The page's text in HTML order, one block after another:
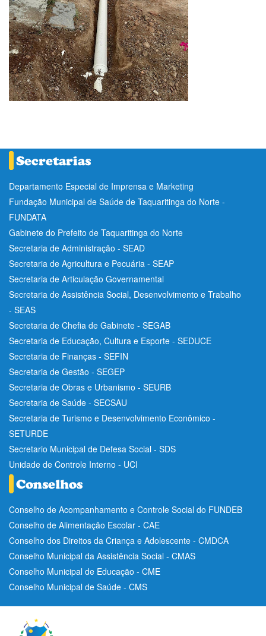
Departamento Especial de Imprensa e Marketing
Fundação Municipal de Saúde de Taquaritinga do Norte -
FUNDATA
Gabinete do Prefeito de Taquaritinga do Norte
Secretaria de Administração - SEAD
Secretaria de Agricultura e Pecuária - SEAP
Secretaria de Articulação Governamental
Secretaria de Assistência Social, Desenvolvimento e Trabalho
- SEAS
Secretaria de Chefia de Gabinete - SEGAB
Secretaria de Educação, Cultura e Esporte - SEDUCE
Secretaria de Finanças - SEFIN
Secretaria de Gestão - SEGEP
Secretaria de Obras e Urbanismo - SEURB
Secretaria de Saúde - SECSAU
Secretaria de Turismo e Desenvolvimento Econômico -
SETURDE
Secretario Municipal de Defesa Social - SDS
Unidade de Controle Interno - UCI
Conselho de Acompanhamento e Controle Social do FUNDEB
Conselho de Alimentação Escolar - CAE
Conselho dos Direitos da Criança e Adolescente - CMDCA
Conselho Municipal da Assistência Social - CMAS
Conselho Municipal de Educação - CME
Conselho Municipal de Saúde - CMS